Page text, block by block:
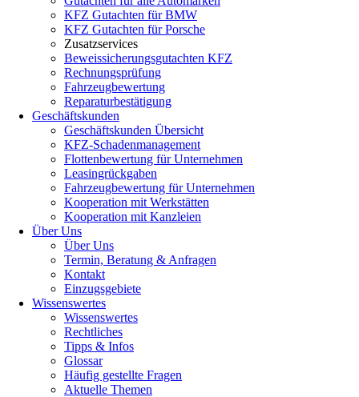
KFZ Gutachten für BMW
KFZ Gutachten für Porsche
Zusatzservices
Beweissicherungsgutachten KFZ
Rechnungsprüfung
Fahrzeugbewertung
Reparaturbestätigung
Geschäftskunden
Geschäftskunden Übersicht
KFZ-Schadenmanagement
Flottenbewertung für Unternehmen
Leasingrückgaben
Fahrzeugbewertung für Unternehmen
Kooperation mit Werkstätten
Kooperation mit Kanzleien
Über Uns
Über Uns
Termin, Beratung & Anfragen
Kontakt
Einzugsgebiete
Wissenswertes
Wissenswertes
Rechtliches
Tipps & Infos
Glossar
Häufig gestellte Fragen
Aktuelle Themen